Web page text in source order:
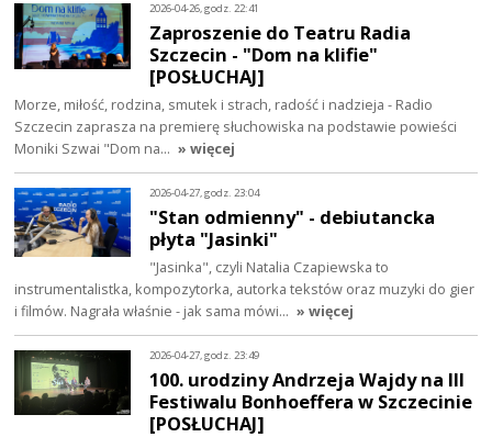
2026-04-26, godz. 22:41
Zaproszenie do Teatru Radia
Szczecin - "Dom na klifie"
[POSŁUCHAJ]
Morze, miłość, rodzina, smutek i strach, radość i nadzieja - Radio
Szczecin zaprasza na premierę słuchowiska na podstawie powieści
Moniki Szwai "Dom na… » więcej
2026-04-27, godz. 23:04
"Stan odmienny" - debiutancka
płyta "Jasinki"
"Jasinka", czyli Natalia Czapiewska to
instrumentalistka, kompozytorka, autorka tekstów oraz muzyki do gier
i filmów. Nagrała właśnie - jak sama mówi… » więcej
2026-04-27, godz. 23:49
100. urodziny Andrzeja Wajdy na III
Festiwalu Bonhoeffera w Szczecinie
[POSŁUCHAJ]